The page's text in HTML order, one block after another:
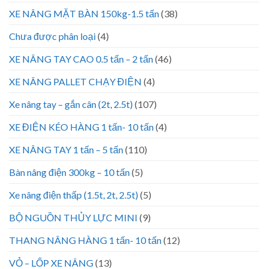
XE NÂNG MẶT BÀN 150kg-1.5 tấn(38)
Chưa được phân loại(4)
XE NÂNG TAY CAO 0.5 tấn – 2 tấn(46)
XE NÂNG PALLET CHẠY ĐIỆN (4)
Xe nâng tay – gắn cân (2t, 2.5t)(107)
XE ĐIỆN KÉO HÀNG 1 tấn- 10 tấn(4)
XE NÂNG TAY 1 tấn – 5 tấn(110)
Bàn nâng điện 300kg – 10 tấn(5)
Xe nâng điện thấp (1.5t, 2t, 2.5t)(5)
BỘ NGUỒN THỦY LỰC MINI (9)
THANG NÂNG HÀNG 1 tấn- 10 tấn(12)
VỎ – LỐP XE NÂNG(13)